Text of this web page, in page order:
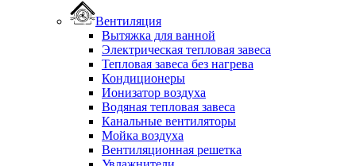
Вентиляция
Вытяжка для ванной
Электрическая тепловая завеса
Тепловая завеса без нагрева
Кондиционеры
Ионизатор воздуха
Водяная тепловая завеса
Канальные вентиляторы
Мойка воздуха
Вентиляционная решетка